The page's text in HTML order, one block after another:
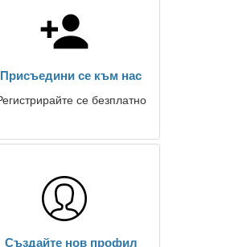
Присъедини се към нас
се безплатно
Създайте нов профил